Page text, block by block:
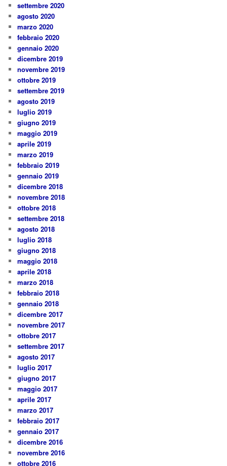
settembre 2020
agosto 2020
marzo 2020
febbraio 2020
gennaio 2020
dicembre 2019
novembre 2019
ottobre 2019
settembre 2019
agosto 2019
luglio 2019
giugno 2019
maggio 2019
aprile 2019
marzo 2019
febbraio 2019
gennaio 2019
dicembre 2018
novembre 2018
ottobre 2018
settembre 2018
agosto 2018
luglio 2018
giugno 2018
maggio 2018
aprile 2018
marzo 2018
febbraio 2018
gennaio 2018
dicembre 2017
novembre 2017
ottobre 2017
settembre 2017
agosto 2017
luglio 2017
giugno 2017
maggio 2017
aprile 2017
marzo 2017
febbraio 2017
gennaio 2017
dicembre 2016
novembre 2016
ottobre 2016